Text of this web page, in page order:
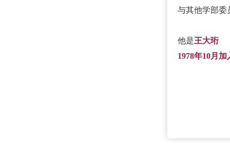
与其他学部委
他是王大珩
1978年10月